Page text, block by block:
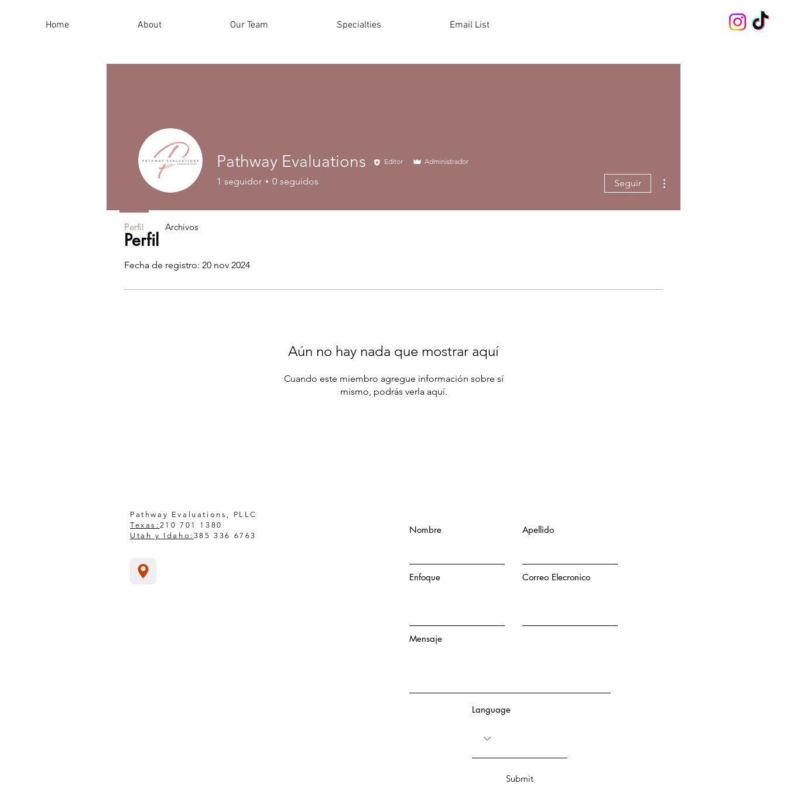
Home About Our Team Specialties Email List
Perfil
Fecha de registro: 20 nov 2024
Aún no hay nada que mostrar aquí
Cuando este miembro agregue información sobre sí
mismo, podrás verla aquí.
Pathway Evaluations Editor Administrador
1 seguidor 0 seguidos Seguir
Perfil Archivos
Pathway Evaluations, PLLC
Texas: 210 701 1380
Utah y Idaho: 385 336 6763
Nombre
Enfoque
Apellido
Correo Elecronico
Mensaje
Language
Submit